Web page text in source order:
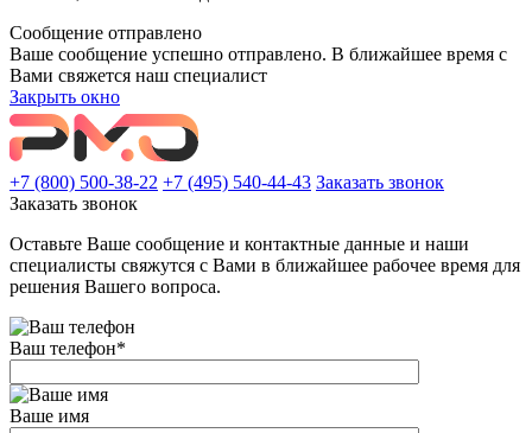
Сообщение отправлено
Ваше сообщение успешно отправлено. В ближайшее время с
Вами свяжется наш специалист
Закрыть окно
+7 (800) 500-38-22 +7 (495) 540-44-43 Заказать звонок
Заказать звонок
Оставьте Ваше сообщение и контактные данные и наши
специалисты свяжутся с Вами в ближайшее рабочее время для
решения Вашего вопроса.
Ваш телефон*
Ваше имя